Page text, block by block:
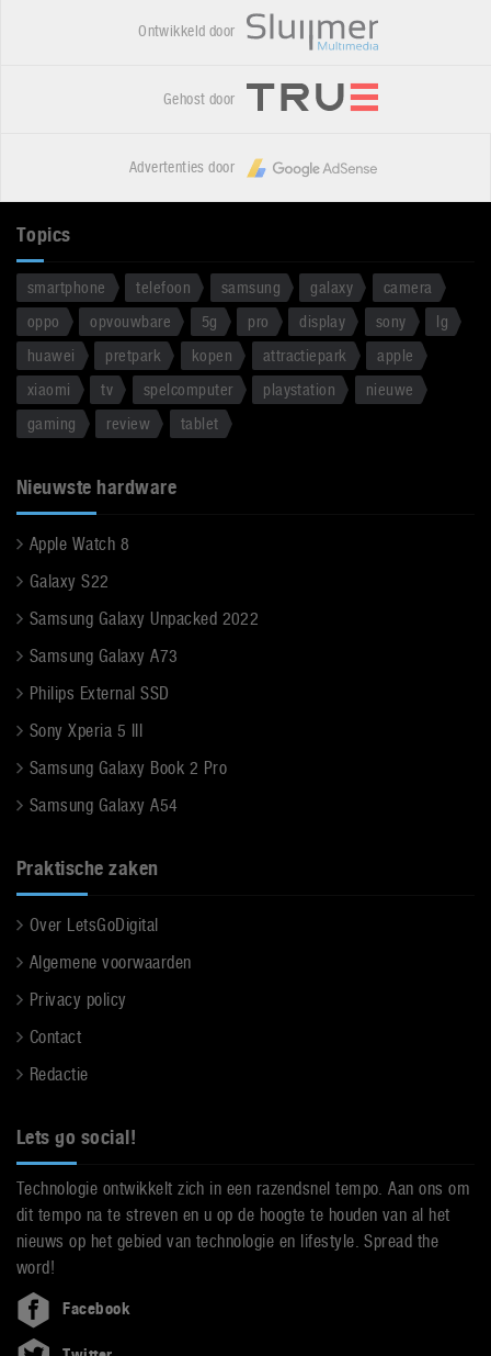
Ontwikkeld door
Gehost door
Advertenties door
Topics
smartphone telefoon samsung galaxy
camera
oppo
opvouwbare 5g pro display sony
lg
huawei
pretpark kopen attractiepark
apple
xiaomi
tv spelcomputer playstation
nieuwe
gaming
review tablet
Nieuwste hardware
Apple Watch 8
Galaxy S22
Samsung Galaxy Unpacked 2022
Samsung Galaxy A73
Philips External SSD
Sony Xperia 5 III
Samsung Galaxy Book 2 Pro
Samsung Galaxy A54
Praktische zaken
Over LetsGoDigital
Algemene voorwaarden
Privacy policy
Contact
Redactie
Lets go social!
Technologie ontwikkelt zich in een razendsnel tempo. Aan ons om
dit tempo na te streven en u op de hoogte te houden van al het
nieuws op het gebied van technologie en lifestyle. Spread the
word!
Facebook